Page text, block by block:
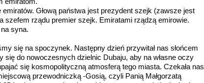
Głową państwa jest prezydent szejk (zawsze jest
szefem rządu premier szejk. Emiratami rządzą emirowie.
syna.
się na spoczynek. Następny dzień przywitał nas słońcem
się do nowoczesnych dzielnic Dubaju, aby na własne oczy
się kosmopolityczną atmosferą tego miasta. Czekała nas
przewodniczką -Gosią, czyli Panią Małgorzatą